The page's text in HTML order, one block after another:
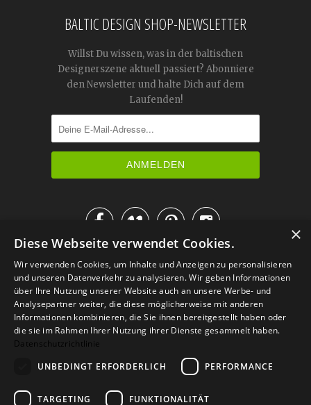
BALTIC DESIGN SHOP-NEWSLETTER
Willst Du wissen, was in der baltischen
Designerszene aktuell passiert? Abonniere
den Newsletter und halte Dich auf dem
Laufenden!

IM KATALOG BLÄTTERN
Versand Zahlarten Retoure
×
Diese Webseite verwendet Cookies.
Wir verwenden Cookies, um Inhalte und Anzeigen zu personalisieren
und unseren Datenverkehr zu analysieren. Wir geben Informationen
über Ihre Nutzung unserer Website auch an unsere Werbe- und
Analysepartner weiter, die diese möglicherweise mit anderen
Informationen kombinieren, die Sie ihnen bereitgestellt haben oder
die sie im Rahmen Ihrer Nutzung ihrer Dienste gesammelt haben.
Datenschutzrichtlinie
UNBEDINGT ERFORDERLICH
PERFORMANCE
TARGETING FUNKTIONALITÄT